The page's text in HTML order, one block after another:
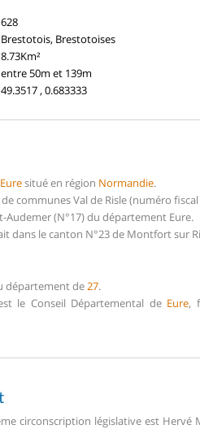
628
Brestotois, Brestotoises
8.73Km²
entre 50m et 139m
49.3517 , 0.683333
Euresitué en région Normandie.
communes Val de Risle (numéro fiscal
Audemer (N°17) du département Eure.
dans le canton N°23 de Montfort sur
département de27.
le Conseil Départemental de Eure,
circonscription législative est